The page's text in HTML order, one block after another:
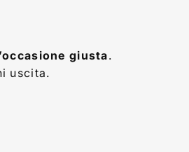
giusta.
uscita.